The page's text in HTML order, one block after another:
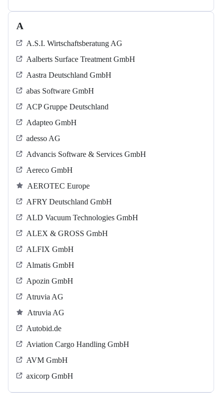
A
A.S.I. Wirtschaftsberatung AG
Aalberts Surface Treatment GmbH
Aastra Deutschland GmbH
abas Software GmbH
ACP Gruppe Deutschland
Adapteo GmbH
adesso AG
Advancis Software & Services GmbH
Aereco GmbH
AEROTEC Europe
AFRY Deutschland GmbH
ALD Vacuum Technologies GmbH
ALEX & GROSS GmbH
ALFIX GmbH
Almatis GmbH
Apozin GmbH
Atruvia AG
Atruvia AG
Autobid.de
Aviation Cargo Handling GmbH
AVM GmbH
axicorp GmbH